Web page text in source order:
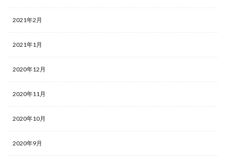
2021年2月
2021年1月
2020年12月
2020年11月
2020年10月
2020年9月